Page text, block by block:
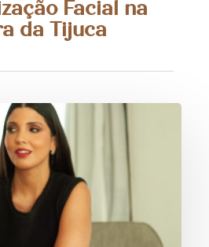
Facial na
da Tijuca